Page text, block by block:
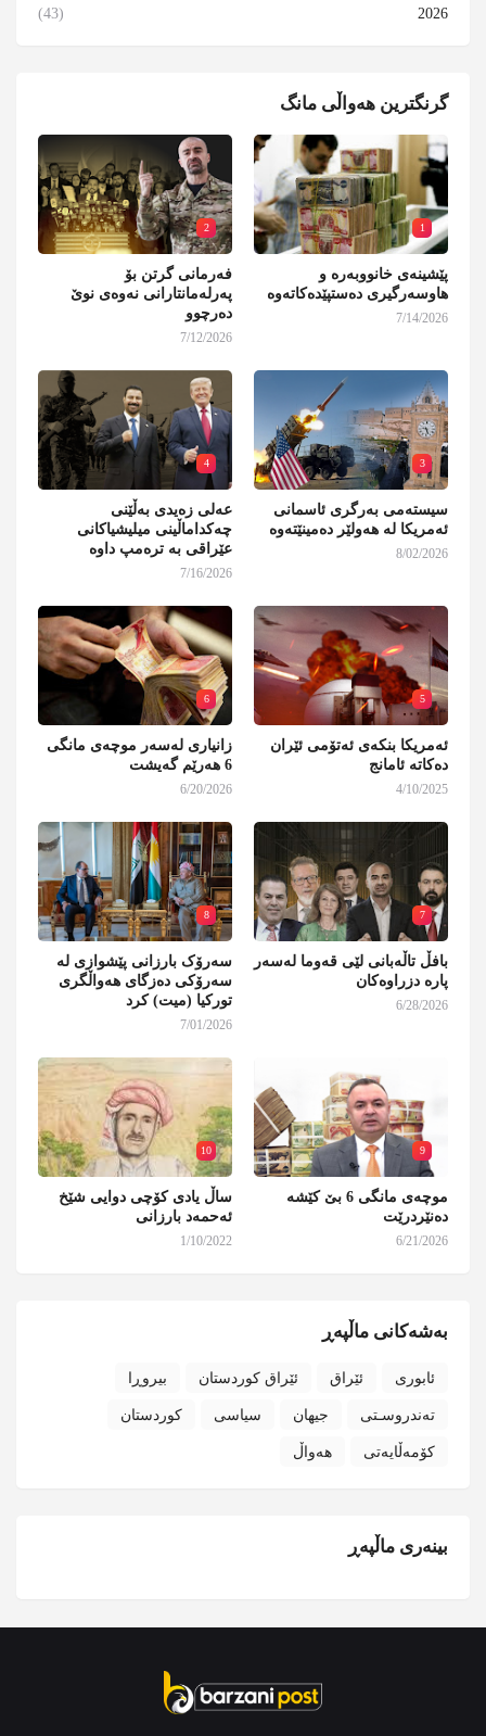
2026
(43)
گرنگترین هەواڵی مانگ
1
پێشینەی خانووبەرە و
هاوسەرگیری دەستپێدەکاتەوە
7/14/2026
2
فەرمانی گرتن بۆ
پەرلەمانتارانی نەوەی نوێ
دەرچوو
7/12/2026
3
سیستەمی بەرگری ئاسمانی
ئەمریکا لە هەولێر دەمینێتەوە
8/02/2026
4
عەلی زەیدی بەڵێنی
چەکداماڵینی میلیشیاکانی
عێراقی بە ترەمپ داوە
7/16/2026
5
ئەمریکا بنکەی ئەتۆمی ئێران
دەکاتە ئامانج
4/10/2025
6
زانیاری لەسەر موچەی مانگی
6 هەرێم گەیشت
6/20/2026
7
بافڵ تاڵەبانی لێی قەوما لەسەر
پارە دزراوەکان
6/28/2026
8
سەرۆک بارزانی پێشوازی لە
سەرۆکی دەزگای هەواڵگری
تورکیا (میت) کرد
7/01/2026
9
موچەی مانگی 6 بێ کێشە
دەنێردرێت
6/21/2026
10
ساڵ یادی کۆچی دوایی شێخ
ئەحمەد بارزانی
1/10/2022
بەشەکانی ماڵپەڕ
ئابوری ئێراق ئێراق کوردستان بیروڕا
تەندروسـتی جیهان سیاسی کوردستان
کۆمەڵایەتی هەواڵ
بینەری ماڵپەڕ